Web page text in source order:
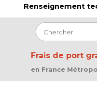
Renseignement
Frais de port
en France